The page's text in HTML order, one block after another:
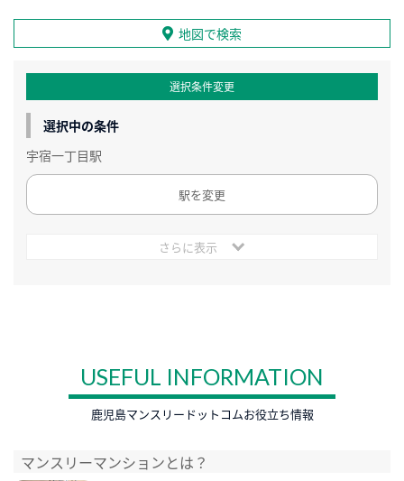
地図で検索
選択条件変更
選択中の条件
宇宿一丁目駅
駅を変更
さらに表示
USEFUL INFORMATION
鹿児島マンスリードットコムお役立ち情報
マンスリーマンションとは？